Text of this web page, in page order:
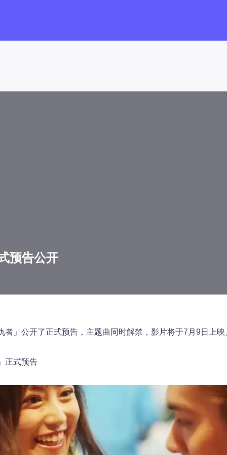
预告公开
者」公开了正式预告，主题曲同时解禁，影片将于7月9日上映
正式预告